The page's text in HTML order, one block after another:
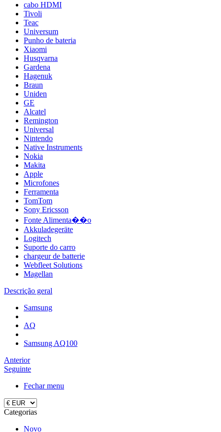
cabo HDMI
Tivoli
Teac
Universum
Punho de bateria
Xiaomi
Husqvarna
Gardena
Hagenuk
Braun
Uniden
GE
Alcatel
Remington
Universal
Nintendo
Native Instruments
Nokia
Makita
Apple
Microfones
Ferramenta
TomTom
Sony Ericsson
Fonte Alimenta��o
Akkuladegeräte
Logitech
Suporte do carro
chargeur de batterie
Webfleet Solutions
Magellan
Descrição geral
Samsung
AQ
Samsung AQ100
Anterior
Seguinte
Fechar menu
Categorias
Novo